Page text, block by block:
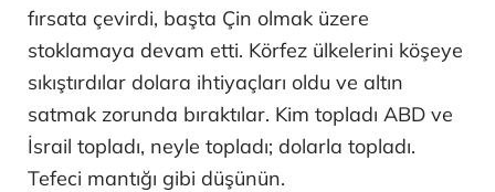
fırsata çevirdi, başta Çin olmak üzere
stoklamaya devam etti. Körfez ülkelerini köşeye
sıkıştırdılar dolara ihtiyaçları oldu ve altın
satmak zorunda bıraktılar. Kim topladı ABD ve
İsrail topladı, neyle topladı; dolarla topladı.
Tefeci mantığı gibi düşünün.